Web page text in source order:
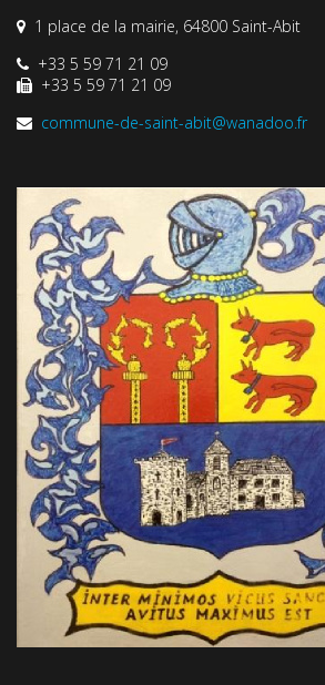
1 place de la mairie, 64800 Saint-Abit
+33 5 59 71 21 09
+33 5 59 71 21 09
commune-de-saint-abit@wanadoo.fr